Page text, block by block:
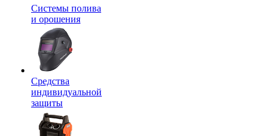
Системы полива
и орошения
Средства
индивидуальной
защиты